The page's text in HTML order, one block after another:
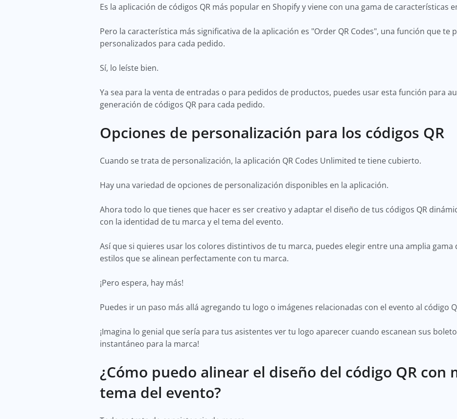
Es la aplicación de códigos QR más popular en Shopify y viene con una gama de características
Pero la característica más significativa de la aplicación es "Order QR Codes", una función que te
personalizados para cada pedido.
Sí, lo leíste bien.
Ya sea para la venta de entradas o para pedidos de productos, puedes usar esta función para
generación de códigos QR para cada pedido.
Opciones de personalización para los códigos QR
Cuando se trata de personalización, la aplicación QR Codes Unlimited te tiene cubierto.
Hay una variedad de opciones de personalización disponibles en la aplicación.
Ahora todo lo que tienes que hacer es ser creativo y adaptar el diseño de tus códigos QR
con la identidad de tu marca y el tema del evento.
Así que si quieres usar los colores distintivos de tu marca, puedes elegir entre una amplia gama
estilos que se alinean perfectamente con tu marca.
¡Pero espera, hay más!
Puedes ir un paso más allá agregando tu logo o imágenes relacionadas con el evento al código
¡Imagina lo genial que sería para tus asistentes ver tu logo aparecer cuando escanean sus
instantáneo para la marca!
¿Cómo puedo alinear el diseño del código QR con
tema del evento?